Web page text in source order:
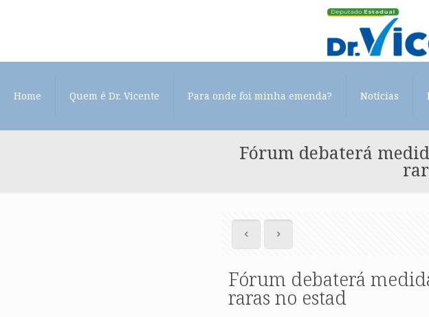
Home Quem é Dr. Vicente Para onde foi minha emenda? Notícias
Fórum debaterá
Fórum debaterá
raras no estad